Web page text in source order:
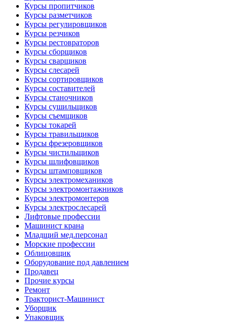
Курсы пропитчиков
Курсы разметчиков
Курсы регулировщиков
Курсы резчиков
Курсы рестовраторов
Курсы сборщиков
Курсы сварщиков
Курсы слесарей
Курсы сортировщиков
Курсы составителей
Курсы станочников
Курсы сушильщиков
Курсы съемщиков
Курсы токарей
Курсы травильщиков
Курсы фрезеровщиков
Курсы чистильщиков
Курсы шлифовщиков
Курсы штамповщиков
Курсы электромехаников
Курсы электромонтажников
Курсы электромонтеров
Курсы электрослесарей
Лифтовые профессии
Машинист крана
Младщий мед.персонал
Морские профессии
Облицовщик
Оборудование под давлением
Продавец
Прочие курсы
Ремонт
Тракторист-Машинист
Уборщик
Упаковщик